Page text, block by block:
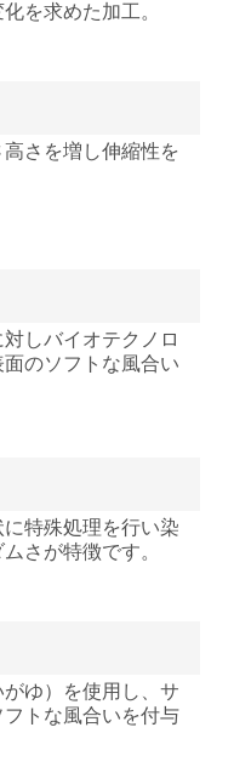
を求めた加工。
さを増し伸縮性を
しバイオテクノロ
のソフトな風合い
特殊処理を行い染
さが特徴です。
ゆ）を使用し、サ
トな風合いを付与